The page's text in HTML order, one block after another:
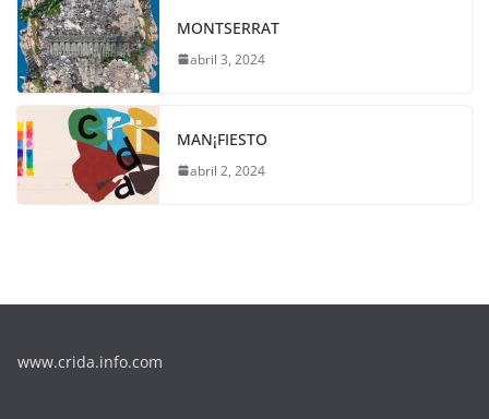
MONTSERRAT
abril 3, 2024
MAN¡FIESTO
abril 2, 2024
www.crida.info.com